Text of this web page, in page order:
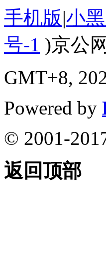
手机版|小
号-1 )京公
GMT+8,
Powered by
© 2001-
返回顶部